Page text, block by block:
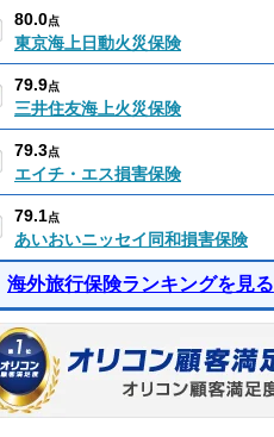
80.0点
東京海上日動火災保険
79.9点
三井住友海上火災保険
79.3点
エイチ・エス損害保険
79.1点
あいおいニッセイ同和損害保険
海外旅行保険ランキングを見る